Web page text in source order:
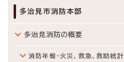
多治見市消防本部
多治見消防の概要
消防年報・火災、救急、救助統計